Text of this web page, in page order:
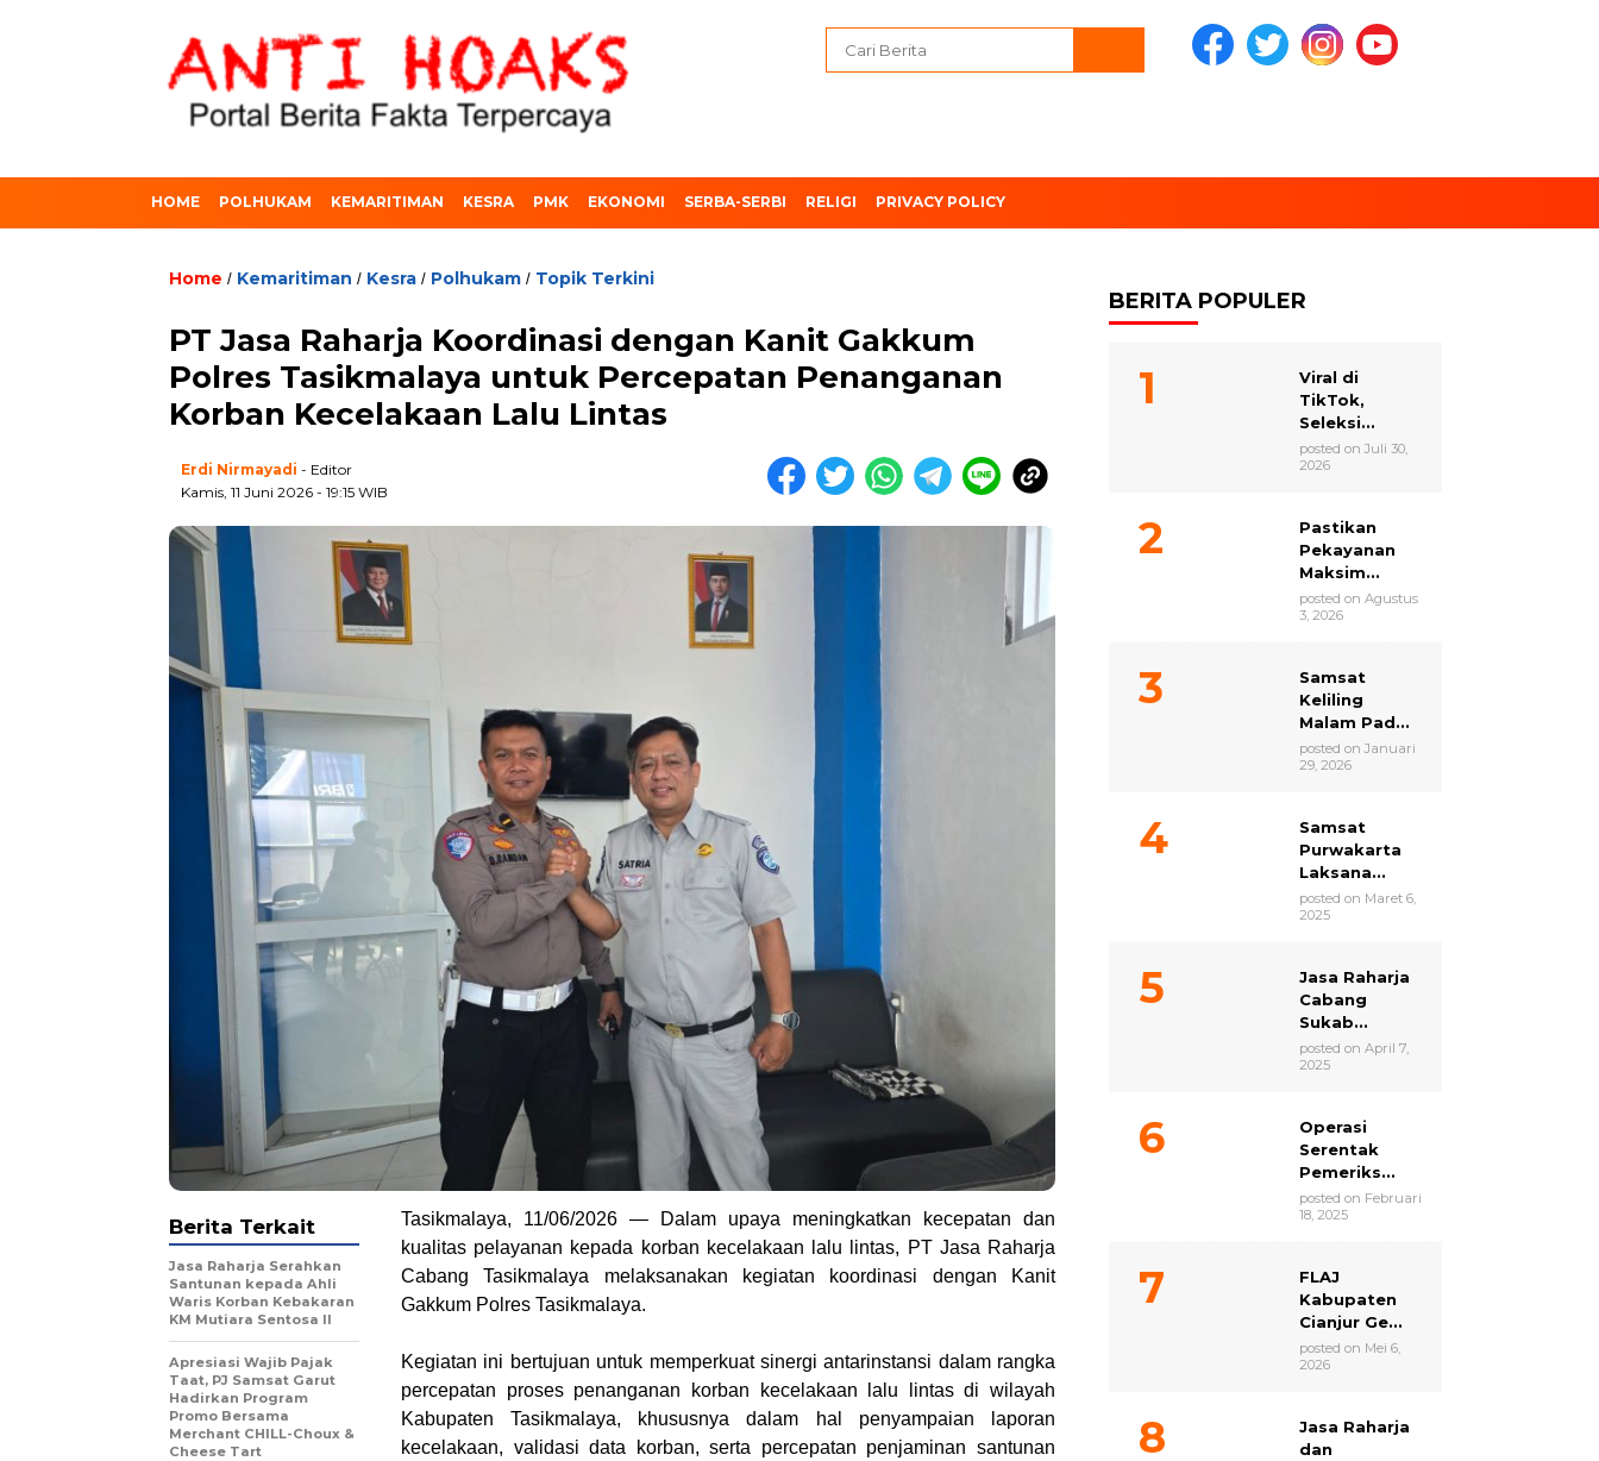
HOME POLHUKAM KEMARITIMAN KESRA PMK EKONOMI SERBA-SERBI RELIGI PRIVACY POLICY
Home / Kemaritiman / Kesra / Polhukam / Topik Terkini
PT Jasa Raharja Koordinasi dengan Kanit Gakkum
Polres Tasikmalaya untuk Percepatan Penanganan
Korban Kecelakaan Lalu Lintas
Erdi Nirmayadi - Editor
Kamis, 11 Juni 2026 - 19:15 WIB
Tasikmalaya, 11/06/2026 — Dalam upaya meningkatkan kecepatan dan
kualitas pelayanan kepada korban kecelakaan lalu lintas, PT Jasa Raharja
Cabang Tasikmalaya melaksanakan kegiatan koordinasi dengan Kanit
Gakkum Polres Tasikmalaya.
Kegiatan ini bertujuan untuk memperkuat sinergi antarinstansi dalam rangka
percepatan proses penanganan korban kecelakaan lalu lintas di wilayah
Kabupaten Tasikmalaya, khususnya dalam hal penyampaian laporan
kecelakaan, validasi data korban, serta percepatan penjaminan santunan
Berita Terkait
Jasa Raharja Serahkan
Santunan kepada Ahli
Waris Korban Kebakaran
KM Mutiara Sentosa II
Apresiasi Wajib Pajak
Taat, PJ Samsat Garut
Hadirkan Program
Promo Bersama
Merchant CHILL-Choux &
Cheese Tart
BERITA POPULER
Viral di
TikTok,
Seleksi...
posted on Juli 30,
2026
Pastikan
Pekayanan
Maksim...
posted on Agustus
3, 2026
Samsat
Keliling
Malam Pad...
posted on Januari
29, 2026
Samsat
Purwakarta
Laksana...
posted on Maret 6,
2025
Jasa Raharja
Cabang
Sukab...
posted on April 7,
2025
Operasi
Serentak
Pemeriks...
posted on Februari
18, 2025
FLAJ
Kabupaten
Cianjur Ge...
posted on Mei 6,
2026
Jasa Raharja
dan